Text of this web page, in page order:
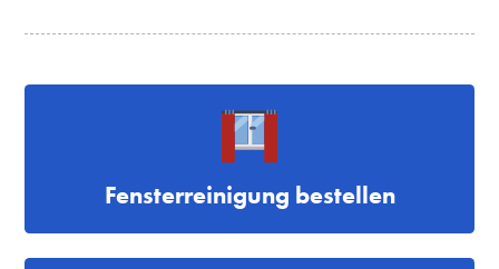
Fensterreinigung bestellen